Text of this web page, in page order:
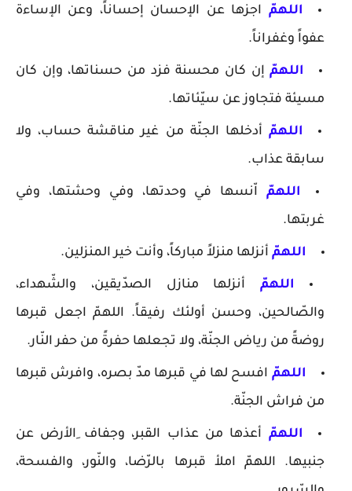
اللهمّ اجزها عن الإحسان إحساناً، وعن الإساءة
عفواً وغفراناً.
اللهمّ إن كان محسنة فزد من حسناتها، وإن كان
مسيئة فتجاوز عن سيّئاتها.
اللهمّ أدخلها الجنّة من غير مناقشة حساب، ولا
سابقة عذاب.
اللهمّ اّنسها في وحدتها، وفي وحشتها، وفي
غربتها.
اللهمّ أنزلها منزلاً مباركاً، وأنت خير المنزلين.
اللهمّ أنزلها منازل الصدّيقين، والشّهداء،
والصّالحين، وحسن أولئك رفيقاً. اللهمّ اجعل قبرها
روضةً من رياض الجنّة، ولا تجعلها حفرةً من حفر النّار.
اللهمّ افسح لها في قبرها مدّ بصره، وافرش قبرها
من فراش الجنّة.
اللهمّ أعذها من عذاب القبر، وجفاف ِالأرض عن
جنبيها. اللهمّ املأ قبرها بالرّضا، والنّور، والفسحة،